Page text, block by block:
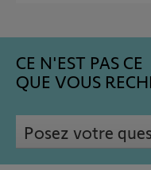
CE N'EST PAS CE
QUE VOUS
Posez votre